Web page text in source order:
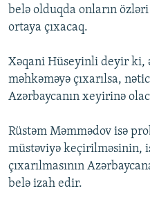
belə olduqda onların
ortaya çıxacaq.
Xəqani Hüseyinli deyir ki,
məhkəməyə çıxarılsa,
Azərbaycanın xeyirinə
Rüstəm Məmmədov isə
müstəviyə keçirilməsinin,
çıxarılmasının
belə izah edir.